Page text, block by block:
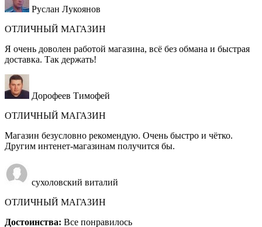
Руслан Лукоянов
ОТЛИЧНЫЙ МАГАЗИН
Я очень доволен работой магазина, всё без обмана и быстрая
доставка. Так держать!
Дорофеев Тимофей
ОТЛИЧНЫЙ МАГАЗИН
Магазин безусловно рекомендую. Очень быстро и чётко.
Другим интенет-магазинам получится бы.
сухоловский виталий
ОТЛИЧНЫЙ МАГАЗИН
Достоинства: Все понравилось